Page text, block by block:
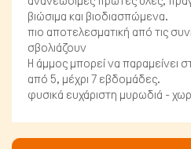
βιώσιμα και βιοδιασπώμενα.
πιο αποτελεσματική από τις
σβολιάζουν
Η άμμος μπορεί να παραμείνει
από 5, μέχρι 7 εβδομάδες.
φυσικά ευχάριστη μυρωδιά -